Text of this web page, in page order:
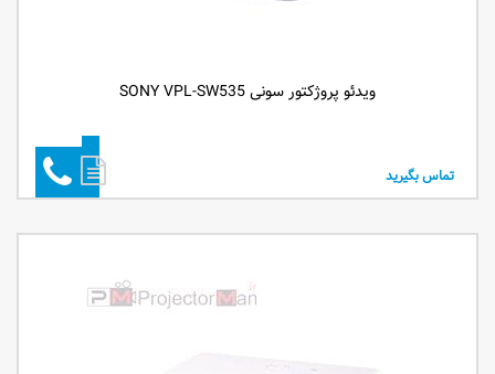
ویدئو پروژکتور سونی SONY VPL-SW535
تماس بگیرید